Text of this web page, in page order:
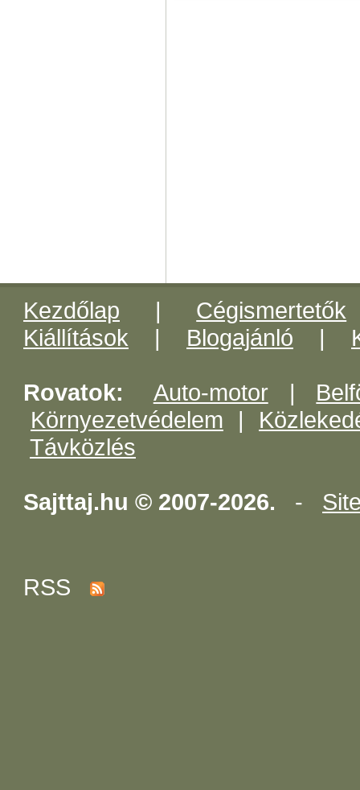
Kezdőlap | Cégismertetők
Kiállítások | Blogajánló |
Rovatok: Auto-motor|
Környezetvédelem |
Távközlés
Sajttaj.hu © 2007-2026. -
RSS